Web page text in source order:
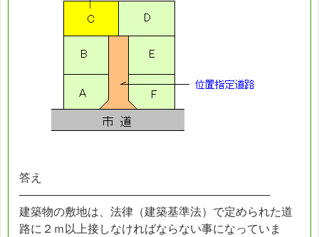
答え
────────────────────────────────
建築物の敷地は、法律（建築基準法）で定められた道
路に２ｍ以上接しなければならない事になっていま